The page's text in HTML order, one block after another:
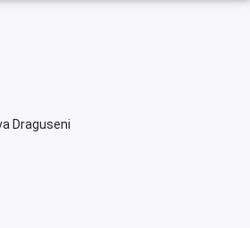
Draguseni